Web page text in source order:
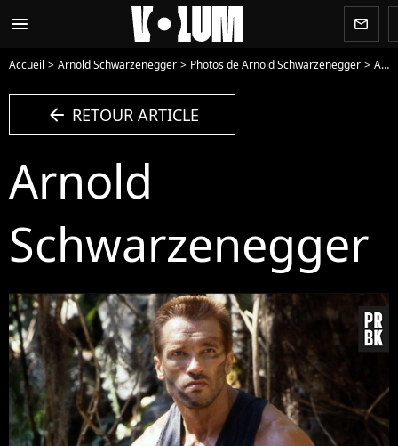
menu newsletter
Accueil Arnold Schwarzenegger Photos de Arnold Schwarzenegger Arnold Schwarzenegger - Photo
arrow_left RETOUR ARTICLE
Arnold
Schwarzenegger